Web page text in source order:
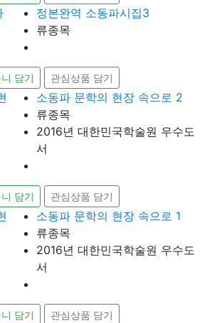
정본완역 소동파시집3
류종목
담기 관심상품 담기
소동파 문학의 현장 속으로 2
류종목
2016년 대한민국학술원 우수도
서
담기 관심상품 담기
소동파 문학의 현장 속으로 1
류종목
2016년 대한민국학술원 우수도
서
담기 관심상품 담기